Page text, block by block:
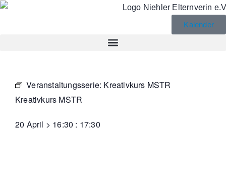
Kalender
Veranstaltungsserie: Kreativkurs MSTR
Kreativkurs MSTR
20 April > 16:30 : 17:30